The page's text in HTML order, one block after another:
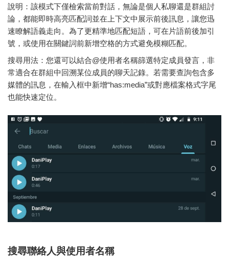
說明：該模式下僅檢索當前對話，無論是個人私聊還是群組討
論，都能即時高亮匹配詞並在上下文中展示前後訊息，讓您迅
速瞭解語義走向。為了更精準地匹配短語，可在片語前後加引
號，或使用在關鍵詞前新增空格的方式避免模糊匹配。
搜尋用法：您還可以結合@使用者名稱篩選特定成員發言，非
常適合在群組中回溯某位成員的聊天記錄。若需要查詢包含多
媒體的訊息，在輸入框中新增“has:media”或對應檔案格式字尾
也能快速定位。
搜尋聯絡人與使用者名稱